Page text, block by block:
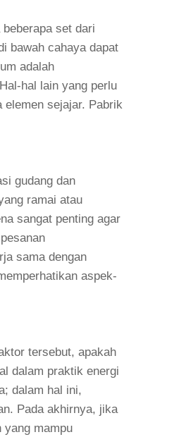
set dari
bawah cahaya dapat
adalah
hal lain yang perlu
elemen sejajar. Pabrik
gudang dan
ramai atau
sangat penting agar
sama dengan
aspek-
tersebut, apakah
dalam praktik energi
dalam hal ini,
Pada akhirnya, jika
yang mampu